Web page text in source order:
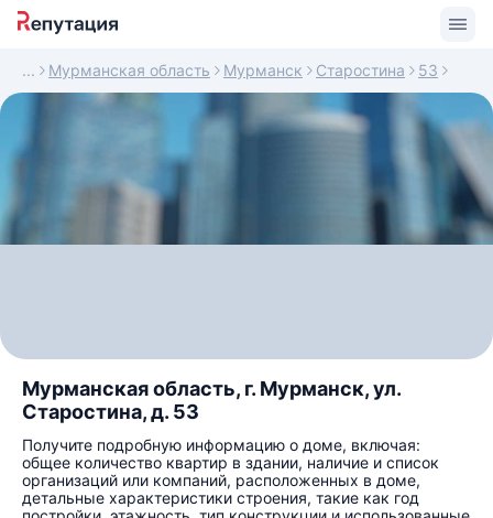
Мурманская область Мурманск Старостина 53
Мурманская область, г. Мурманск, ул.
Старостина, д. 53
Получите подробную информацию о доме, включая:
общее количество квартир в здании, наличие и список
организаций или компаний, расположенных в доме,
детальные характеристики строения, такие как год